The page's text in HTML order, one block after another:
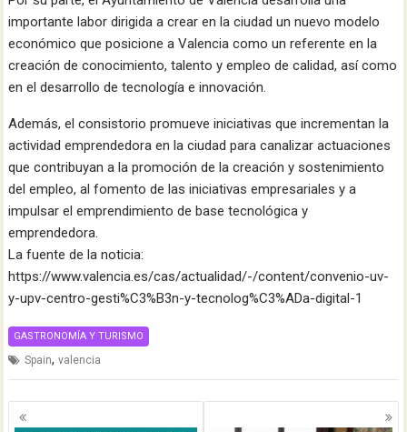
importante labor dirigida a crear en la ciudad un nuevo modelo
económico que posicione a Valencia como un referente en la
creación de conocimiento, talento y empleo de calidad, así como
en el desarrollo de tecnología e innovación.
Además, el consistorio promueve iniciativas que incrementan la
actividad emprendedora en la ciudad para canalizar actuaciones
que contribuyan a la promoción de la creación y sostenimiento
del empleo, al fomento de las iniciativas empresariales y a
impulsar el emprendimiento de base tecnológica y
emprendedora.
La fuente de la noticia:
https://www.valencia.es/cas/actualidad/-/content/convenio-uv-
y-upv-centro-gesti%C3%B3n-y-tecnolog%C3%ADa-digital-1
GASTRONOMÍA Y TURISMO
Spain,valencia
Navegación